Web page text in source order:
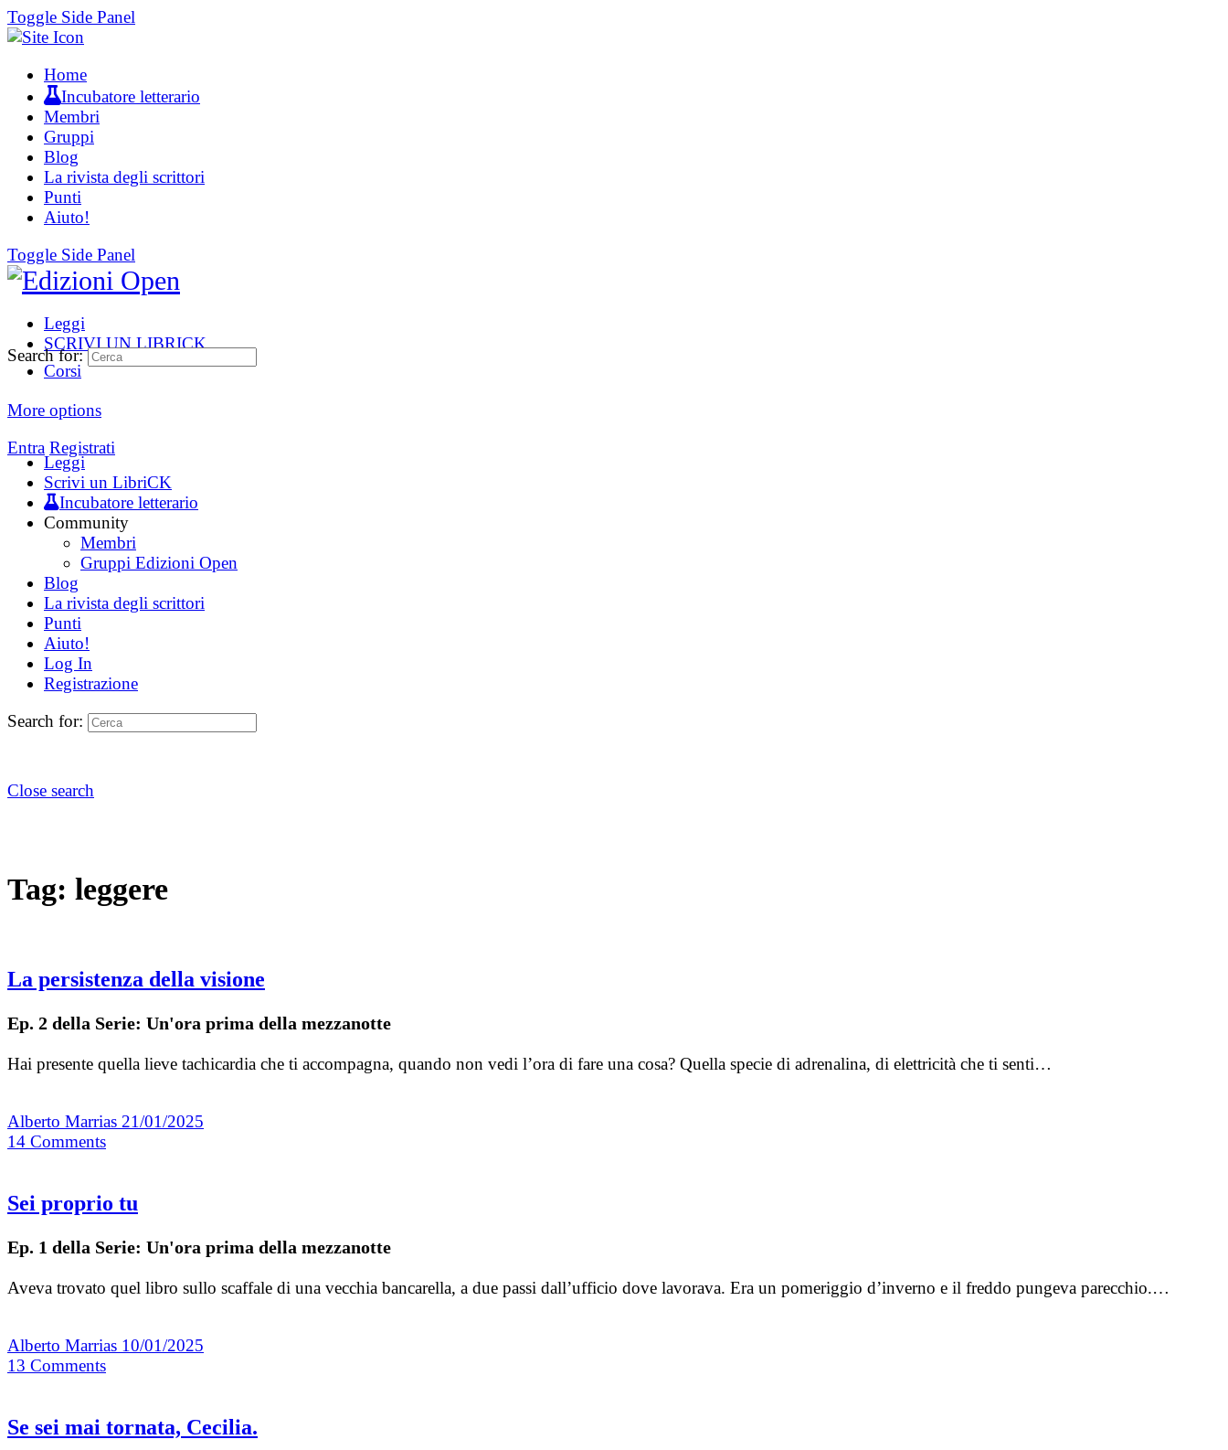
Toggle Side Panel
Home
Incubatore letterario
Membri
Gruppi
Blog
La rivista degli scrittori
Punti
Aiuto!
Toggle Side Panel
Leggi
SCRIVI UN LIBRICK
Corsi
More options
Entra Registrati
Search for:
Leggi
Scrivi un LibriCK
Incubatore letterario
Community
Membri
Gruppi Edizioni Open
Blog
La rivista degli scrittori
Punti
Aiuto!
Log In
Registrazione
Search for:
Close search
Tag: leggere
La persistenza della visione
Ep. 2 della Serie: Un'ora prima della mezzanotte
Hai presente quella lieve tachicardia che ti accompagna, quando non vedi l’ora di fare una cosa? Quella specie di adrenalina, di elettricità che ti senti…
Alberto Marrias 21/01/2025
14 Comments
Sei proprio tu
Ep. 1 della Serie: Un'ora prima della mezzanotte
Aveva trovato quel libro sullo scaffale di una vecchia bancarella, a due passi dall’ufficio dove lavorava. Era un pomeriggio d’inverno e il freddo pungeva parecchio.…
Alberto Marrias 10/01/2025
13 Comments
Se sei mai tornata, Cecilia.